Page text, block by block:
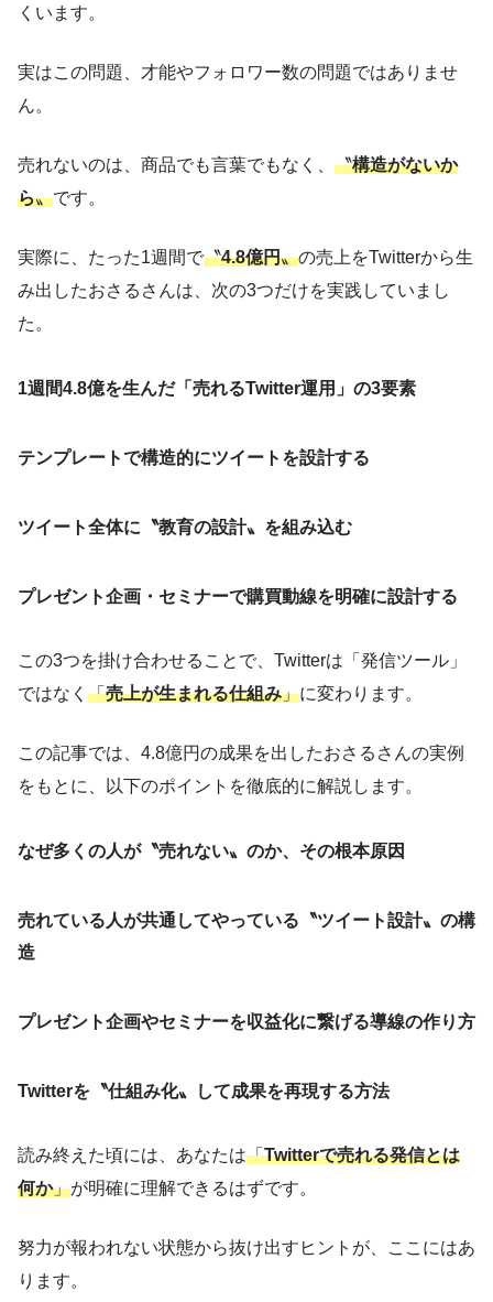
くいます。
実はこの問題、才能やフォロワー数の問題ではありませ
ん。
売れないのは、商品でも言葉でもなく、 〝構造がないか
ら〟です。
実際に、たった1週間で〝4.8億円〟の売上をTwitterから生
み出したおさるさんは、次の3つだけを実践していまし
た。
1週間4.8億を生んだ「売れるTwitter運用」の3要素
テンプレートで構造的にツイートを設計する
ツイート全体に〝教育の設計〟を組み込む
プレゼント企画・セミナーで購買動線を明確に設計する
この3つを掛け合わせることで、Twitterは「発信ツール」
ではなく 「売上が生まれる仕組み」に変わります。
この記事では、4.8億円の成果を出したおさるさんの実例
をもとに、以下のポイントを徹底的に解説します。
なぜ多くの人が〝売れない〟のか、その根本原因
売れている人が共通してやっている〝ツイート設計〟の構
造
プレゼント企画やセミナーを収益化に繋げる導線の作り方
Twitterを〝仕組み化〟して成果を再現する方法
読み終えた頃には、あなたは「Twitterで売れる発信とは
何か」が明確に理解できるはずです。
努力が報われない状態から抜け出すヒントが、ここにはあ
ります。